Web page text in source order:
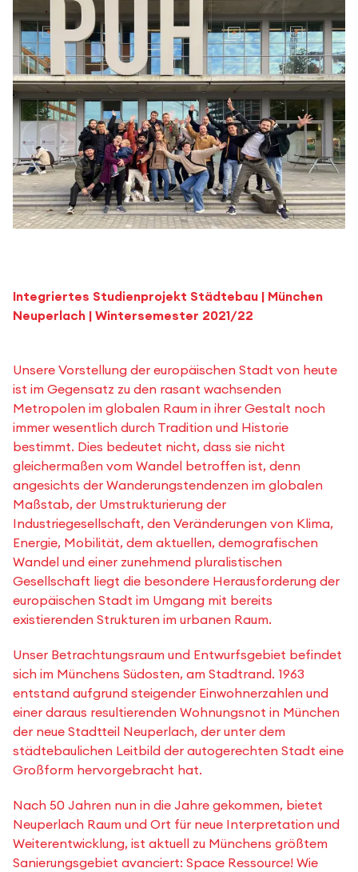
Integriertes Studienprojekt Städtebau | München
Neuperlach | Wintersemester 2021/22
Unsere Vorstellung der europäischen Stadt von heute
ist im Gegensatz zu den rasant wachsenden
Metropolen im globalen Raum in ihrer Gestalt noch
immer wesentlich durch Tradition und Historie
bestimmt. Dies bedeutet nicht, dass sie nicht
gleichermaßen vom Wandel betroffen ist, denn
angesichts der Wanderungstendenzen im globalen
Maßstab, der Umstrukturierung der
Industriegesellschaft, den Veränderungen von Klima,
Energie, Mobilität, dem aktuellen, demografischen
Wandel und einer zunehmend pluralistischen
Gesellschaft liegt die besondere Herausforderung der
europäischen Stadt im Umgang mit bereits
existierenden Strukturen im urbanen Raum.
Unser Betrachtungsraum und Entwurfsgebiet befindet
sich im Münchens Südosten, am Stadtrand. 1963
entstand aufgrund steigender Einwohnerzahlen und
einer daraus resultierenden Wohnungsnot in München
der neue Stadtteil Neuperlach, der unter dem
städtebaulichen Leitbild der autogerechten Stadt eine
Großform hervorgebracht hat.
Nach 50 Jahren nun in die Jahre gekommen, bietet
Neuperlach Raum und Ort für neue Interpretation und
Weiterentwicklung, ist aktuell zu Münchens größtem
Sanierungsgebiet avanciert: Space Ressource! Wie